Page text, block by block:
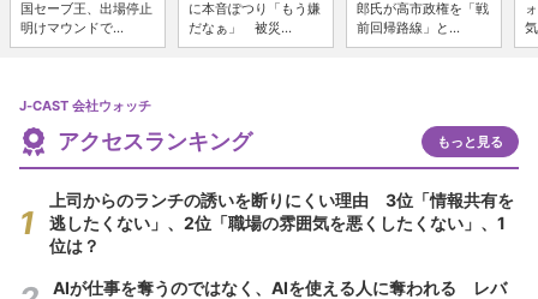
国セーブ王、出場停止
明けマウンドで...
に本音ぽつり「もう嫌
だなぁ」 被災...
郎氏が高市政権を「戦
前回帰路線」と...
J-CAST 会社ウォッチ
アクセスランキング もっと見る
上司からのランチの誘いを断りにくい理由 3位「情報共有を
逃したくない」、2位「職場の雰囲気を悪くしたくない」、1
位は？
AIが仕事を奪うのではなく、AIを使える人に奪われる レバ